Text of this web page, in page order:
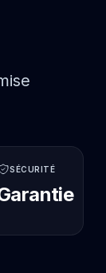
SÉCURITÉ